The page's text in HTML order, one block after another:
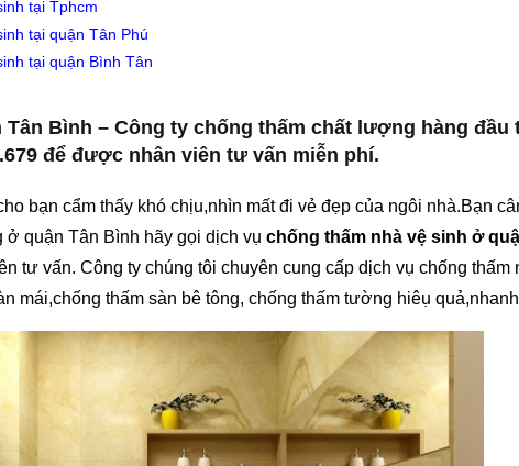
tại Tphcm
tại quận Tân Phú
tại quận Bình Tân
Bình – Công ty chống thấm chất lượng hàng đầu
để được nhân viên tư vấn miễn phí.
bạn cẩm thấy khó chịu,nhìn mất đi vẻ đẹp của ngôi nhà.Bạn
ở quận Tân Bình hãy gọi dịch vụ chống thấm nhà vệ sinh ở
tư vấn. Công ty chúng tôi chuyên cung cấp dịch vụ chống thấm
mái,chống thấm sàn bê tông, chống thấm tường hiêụ